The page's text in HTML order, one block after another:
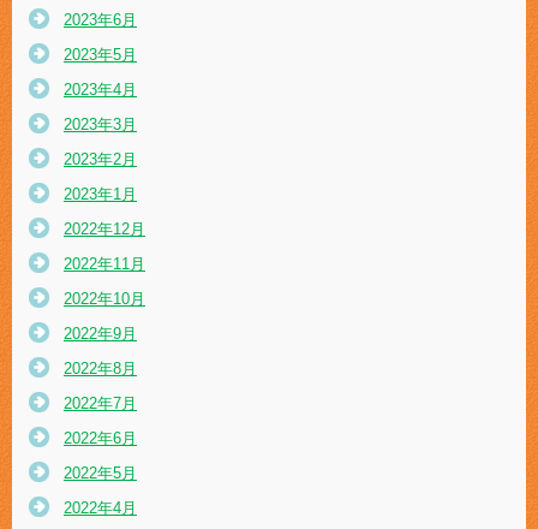
2023年6月
2023年5月
2023年4月
2023年3月
2023年2月
2023年1月
2022年12月
2022年11月
2022年10月
2022年9月
2022年8月
2022年7月
2022年6月
2022年5月
2022年4月